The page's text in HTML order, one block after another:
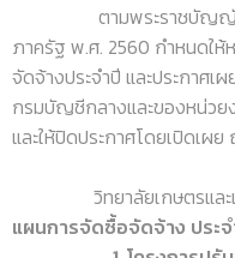
ตามพระราชบัญญัติกา
ภาครัฐ พ.ศ. 2560 กำหนดใ
จัดจ้างประจำปี และประกาศเ
กรมบัญชีกลางและของหน่ว
และให้ปิดประกาศโดยเปิดเ
วิทยาลัยเกษตรและเทค
แผนการจัดซื้อจัดจ้าง ประ